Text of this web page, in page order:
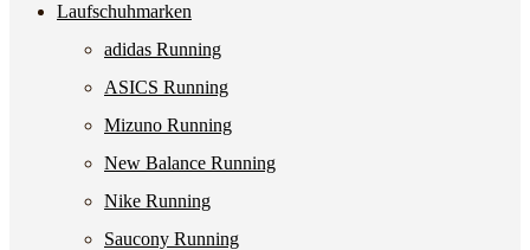
Laufschuhmarken
adidas Running
ASICS Running
Mizuno Running
New Balance Running
Nike Running
Saucony Running